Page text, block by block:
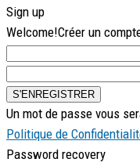
Sign up
Welcome!Créer un
Un mot de passe vous
Politique de
Password recovery